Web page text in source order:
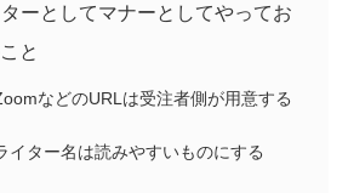
ーとしてマナーとしてやってお
と
などのURLは受注者側が用意する
ター名は読みやすいものにする